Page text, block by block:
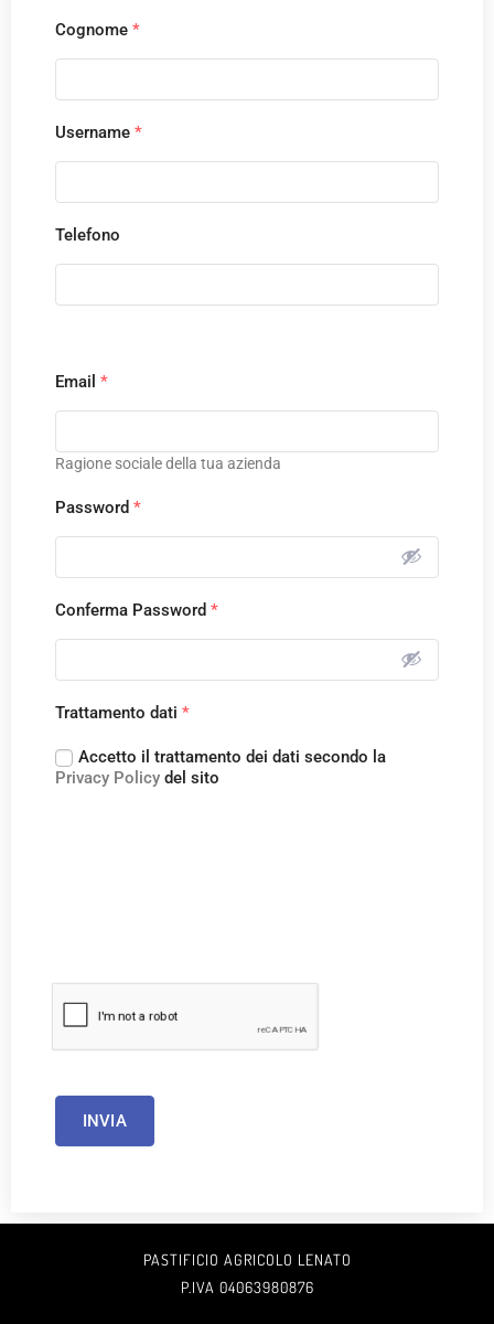
Cognome *
Username *
Telefono
Email *
Ragione sociale della tua azienda
Password *
Conferma Password *
Trattamento dati *
Accetto il trattamento dei dati secondo la
Privacy Policy del sito
INVIA
PASTIFICIO AGRICOLO LENATO
P.IVA 04063980876